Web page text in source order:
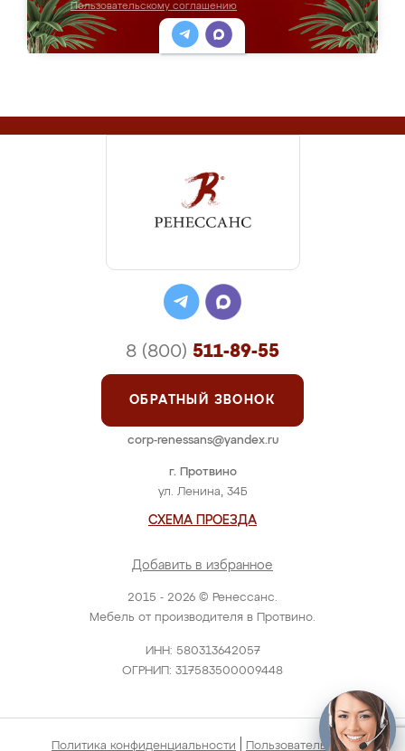
Пользовательскому соглашению
2015 - 2026 © Ренессанс.
Мебель от производителя в Протвино.
ИНН: 580313642057
ОГРНИП: 317583500009448
г. Протвино
ул. Ленина, 34Б
СХЕМА ПРОЕЗДА
Добавить в избранное
8 (800) 511-89-55
ОБРАТНЫЙ ЗВОНОК
corp-renessans@yandex.ru
Политика конфиденциальности Пользовательское